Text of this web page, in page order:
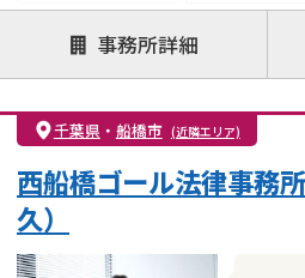
注力案件
離婚前相談
離婚調停
親権・面会交流権
DV
不貞・不倫慰謝料請求
国際離婚
財産分与
内縁の夫婦
事務所詳細
千葉県 ・ 船橋市 (近隣エリア)
西船橋ゴール法律事務
久）